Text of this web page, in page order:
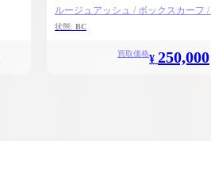
ルージュアッシュ / ボックスカーフ /
ルアッシュ / ゴールド金具
状態: BC
買取価格¥ 250,000